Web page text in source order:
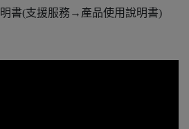
書(支援服務→產品使用說明書)